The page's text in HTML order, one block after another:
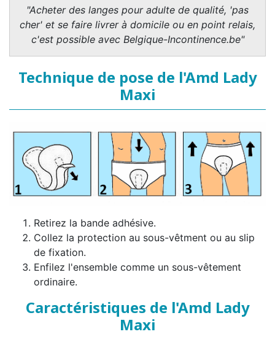
"Acheter des langes pour adulte de qualité, 'pas
cher' et se faire livrer à domicile ou en point relais,
c'est possible avec Belgique-Incontinence.be"
Technique de pose de l'Amd Lady
Maxi
Retirez la bande adhésive.
Collez la protection au sous-vêtment ou au slip
de fixation.
Enfilez l'ensemble comme un sous-vêtement
ordinaire.
Caractéristiques de l'Amd Lady
Maxi